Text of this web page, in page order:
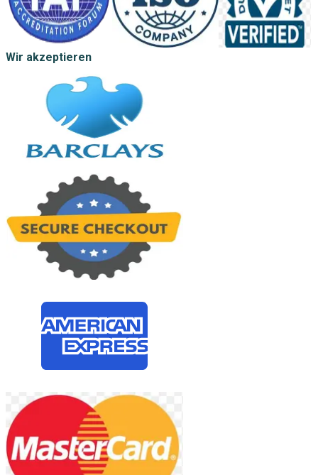
Wir akzeptieren